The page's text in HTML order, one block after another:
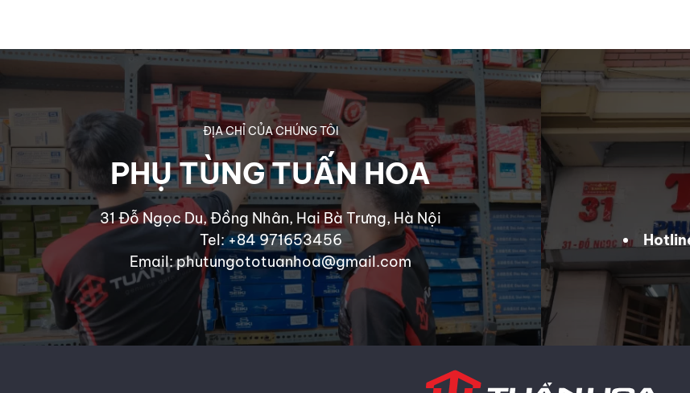
ĐỊA CHỈ CỦA CHÚNG TÔI
PHỤ TÙNG TUẤN HOA
31 Đỗ Ngọc Du, Đồng Nhân, Hai Bà Trưng, Hà Nội
Tel: +84 971653456
Email: phutungototuanhoa@gmail.com